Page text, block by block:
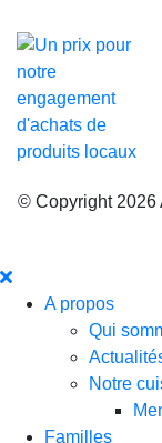
© Copyright 2026
A propos
Qui
Notre
Familles